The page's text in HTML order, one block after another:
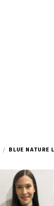
/ BLUE NATURE